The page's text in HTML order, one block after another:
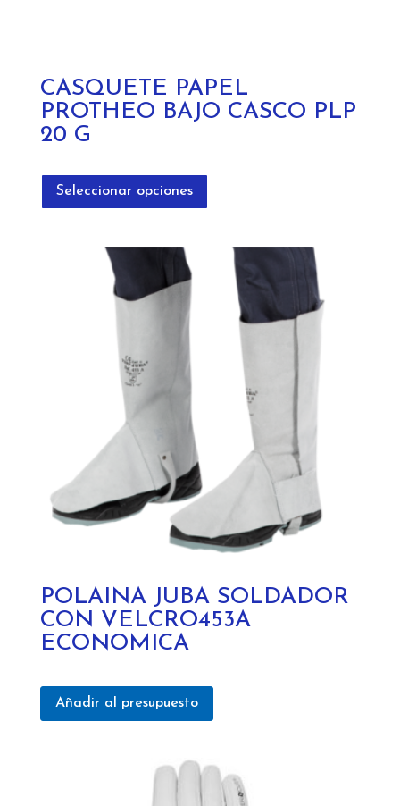
CASQUETE PAPEL
PROTHEO BAJO CASCO PLP
20 G
Seleccionar opciones
variantes.
opciones
pueden
producto
POLAINA JUBA SOLDADOR
CON VELCRO453A
ECONOMICA
Añadir al presupuesto